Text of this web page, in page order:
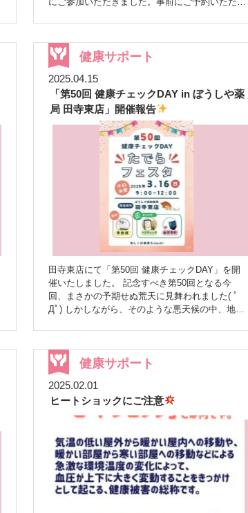
ていませんでしたが、 ♡ぼうしやマルシェ ス
ぼうしやファームの新鮮野菜
やってきました。 手に取ってくださる方の笑顔
がとても印象的でした
ース
耳つぼ体験や美脳エステ、ハンドケア、
ウィッグ試着など、美容ブースもとても充実して
いました
実は…私たちスタッフも休憩時間に
体験させていただき、しっかり楽しませていただ
“健康”と“美容”がひとつになった、と
てもあたたかい空間だったと感じています
謝の気持ちを込めて
とてもとても寒い中、ま
たお足元の悪い中、ご来場くださいました皆さ
ま、誠にありがとうございました
一緒させていただいたラポール様、会場設営をは
じめ細やかなご配慮をいただいたザ・ロイヤルク
ラシック姫路の皆さまにも心より感謝申し上げま
てまいります
今後のイベントもどうぞお楽し
みに
となりました
イベントの内容 InBody測
定：体成分分析装置を使用し、筋肉量や脂肪量、
水分量などを測定しました。 骨密度測定：超音
波を用いて踵の骨密度を測定し、骨の健康状態を
確認しました。 結果の説明とアドバイス：測定
結果をもとに、食事や運動に関するアドバイスを
行いました。 初めて参加された方々も、長年の
経験を持つスタッフの丁寧な対応により、リラッ
クスして測定を受けていただけました。
とても良かったです。」 「なかなか体重以外を
測定する機会がないので、測っていただけてよか
や運動のアドバイスもしていただけてよかったで
母様にもご参加いただきました。女性は閉経後の
骨密度低下に注意が必要ですが、妊娠や授乳中も
骨の健康に注意が必要です。子育てでお忙しい中
でも、ご自身の健康チェックのためにイベントを
ご活用いただけたことは、これまでの健康イベン
トとはまた違った意義がありました。
向けて 今後も健康イベントを通じて、患者様だ
健康について確認や相談できる場所として認識
し、ご利用いただけるよう、スタッフ一同努めて
まいります。
健康サポート
2025.04.15
「第50回 健康チェックDAY in ぼうしや薬
局 田寺東店」開催報告
田寺東店にて「第50回 健康チェックDAY」を開
催いたしました。 記念すべき第50回となる今
回、まさかの予期せぬ荒天に見舞われました( ﾟ
Дﾟ) しかしながら、そのような悪天候の中、地域
は、気軽に自身の状態を把握できる機会を提供す
ることを目的とし、以下の測定を実施いたしまし
た。 骨密度測定（無料）：超音波を用いて骨の
健康状態をチェック。 ベジチェック500円（LINE
登録で無料に）：手のひらをセンサーに当てるだ
けで、野菜摂取量を数値化。 血管年齢測定・ス
ずか2分で血管の柔軟性を測定し、血管の老化度
合いをチェック。現在のストレス状態も分かりま
す。 参加者さんからは、「普段から自分の体の
ことが気になってはいたものの、なかなか計測す
る機会がなかったので、このような機会を作って
健康サポート
2025.02.01
ヒートショックにご注意